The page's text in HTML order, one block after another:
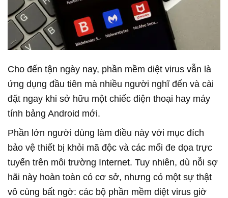
Cho đến tận ngày nay, phần mềm diệt virus vẫn là
ứng dụng đầu tiên mà nhiều người nghĩ đến và cài
đặt ngay khi sở hữu một chiếc điện thoại hay máy
tính bảng Android mới.
Phần lớn người dùng làm điều này với mục đích
bảo vệ thiết bị khỏi mã độc và các mối đe dọa trực
tuyến trên môi trường Internet. Tuy nhiên, dù nỗi sợ
hãi này hoàn toàn có cơ sở, nhưng có một sự thật
vô cùng bất ngờ: các bộ phần mềm diệt virus giờ